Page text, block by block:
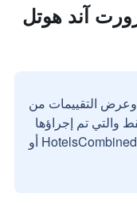
آند هوتل
التقييمات من
والتي تم إجراؤها
بواسطة مستخدمين حقيقيين مع HotelsCombined أو